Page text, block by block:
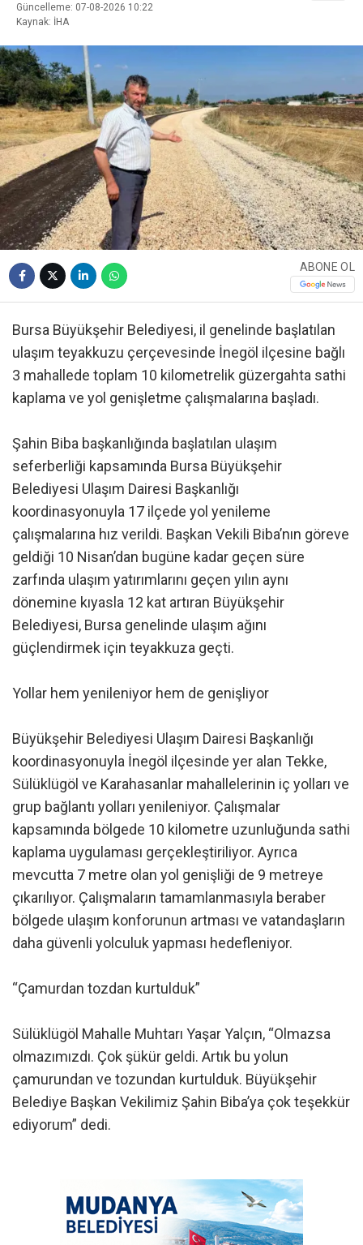
Güncelleme: 07-08-2026 10:22
Kaynak: İHA
ABONE OL
Bursa Büyükşehir Belediyesi, il genelinde başlatılan
ulaşım teyakkuzu çerçevesinde İnegöl ilçesine bağlı
3 mahallede toplam 10 kilometrelik güzergahta sathi
kaplama ve yol genişletme çalışmalarına başladı.
Şahin Biba başkanlığında başlatılan ulaşım
seferberliği kapsamında Bursa Büyükşehir
Belediyesi Ulaşım Dairesi Başkanlığı
koordinasyonuyla 17 ilçede yol yenileme
çalışmalarına hız verildi. Başkan Vekili Biba’nın göreve
geldiği 10 Nisan’dan bugüne kadar geçen süre
zarfında ulaşım yatırımlarını geçen yılın aynı
dönemine kıyasla 12 kat artıran Büyükşehir
Belediyesi, Bursa genelinde ulaşım ağını
güçlendirmek için teyakkuza geçti.
Yollar hem yenileniyor hem de genişliyor
Büyükşehir Belediyesi Ulaşım Dairesi Başkanlığı
koordinasyonuyla İnegöl ilçesinde yer alan Tekke,
Sülüklügöl ve Karahasanlar mahallelerinin iç yolları ve
grup bağlantı yolları yenileniyor. Çalışmalar
kapsamında bölgede 10 kilometre uzunluğunda sathi
kaplama uygulaması gerçekleştiriliyor. Ayrıca
mevcutta 7 metre olan yol genişliği de 9 metreye
çıkarılıyor. Çalışmaların tamamlanmasıyla beraber
bölgede ulaşım konforunun artması ve vatandaşların
daha güvenli yolculuk yapması hedefleniyor.
“Çamurdan tozdan kurtulduk”
Sülüklügöl Mahalle Muhtarı Yaşar Yalçın, “Olmazsa
olmazımızdı. Çok şükür geldi. Artık bu yolun
çamurundan ve tozundan kurtulduk. Büyükşehir
Belediye Başkan Vekilimiz Şahin Biba’ya çok teşekkür
ediyorum” dedi.